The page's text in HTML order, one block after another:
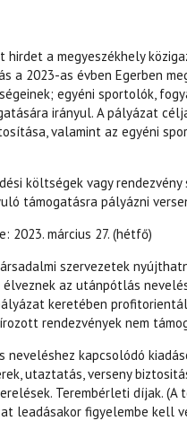
hirdet a megyeszékhely
a 2023-as évben Egerben
egyéni sportolók,
irányul. A pályázat
valamint az egyéni
költségek vagy
támogatásra pályázni
2023. március 27. (hétfő)
szervezetek
az utánpótlás
keretében
rendezvények nem
neveléshez kapcsolódó
utaztatás, verseny
Terembérleti díjak.
leadásakor figyelembe kell